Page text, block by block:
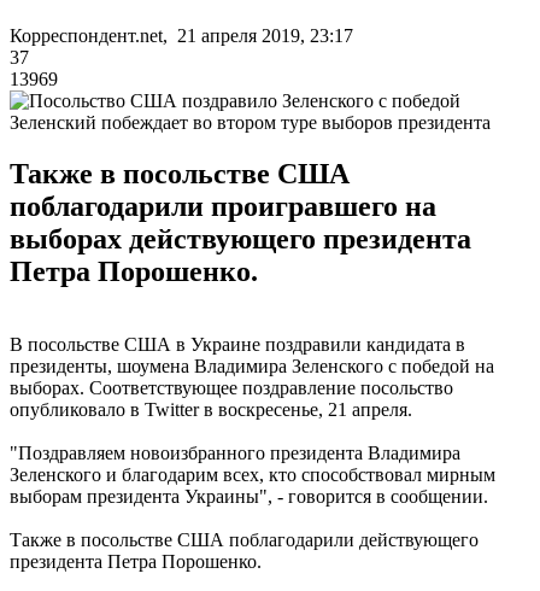
Корреспондент.net, 21 апреля 2019, 23:17
37
13969
Зеленский побеждает во втором туре выборов президента
Также в посольстве США
поблагодарили проигравшего на
выборах действующего президента
Петра Порошенко.
В посольстве США в Украине поздравили кандидата в
президенты, шоумена Владимира Зеленского с победой на
выборах. Соответствующее поздравление посольство
опубликовало в Twitter в воскресенье, 21 апреля.
"Поздравляем новоизбранного президента Владимира
Зеленского и благодарим всех, кто способствовал мирным
выборам президента Украины", - говорится в сообщении.
Также в посольстве США поблагодарили действующего
президента Петра Порошенко.